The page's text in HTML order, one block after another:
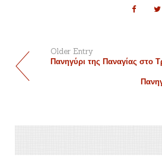
Older Entry
Πανηγύρι της Παναγίας στο